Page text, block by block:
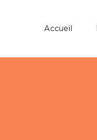
Accueil